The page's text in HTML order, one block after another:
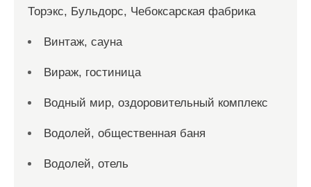
Торэкс, Бульдорс, Чебоксарская фабрика
Винтаж, сауна
Вираж, гостиница
Водный мир, оздоровительный комплекс
Водолей, общественная баня
Водолей, отель